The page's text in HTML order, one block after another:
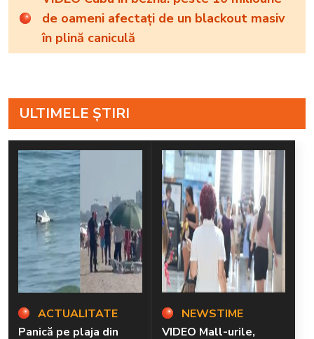
de oameni afectați de un blackout masiv
în plină caniculă
ULTIMELE ȘTIRI
ACTUALITATE
Panică pe plaja din
NEWSTIME
VIDEO Mall-urile,